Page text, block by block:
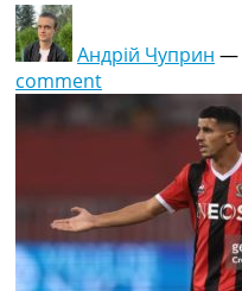
Андрій Чуприн —
comment